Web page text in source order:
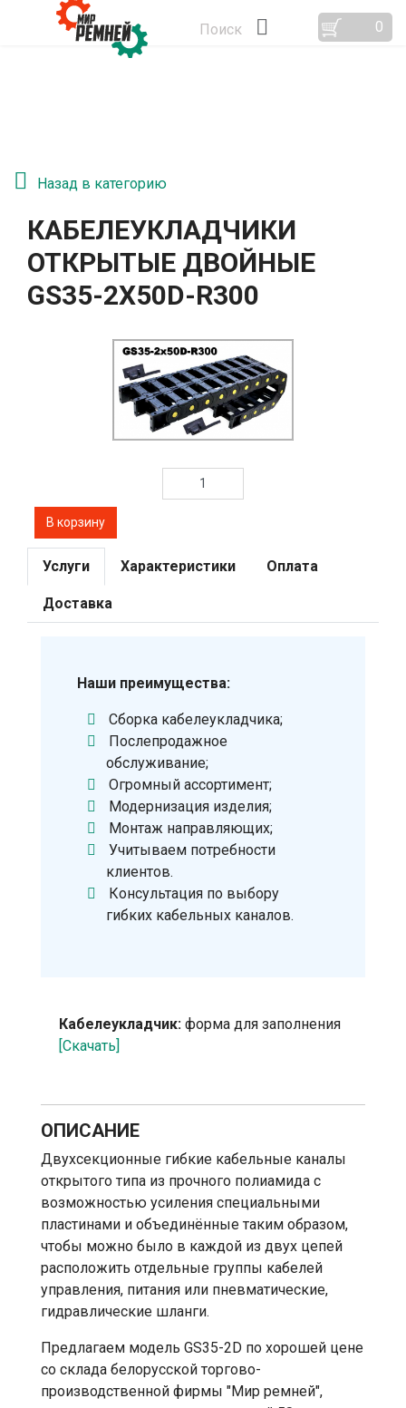
Поиск 0
Назад в категорию
КАБЕЛЕУКЛАДЧИКИ
ОТКРЫТЫЕ ДВОЙНЫЕ
GS35-2Х50D-R300
Услуги Характеристики Оплата
Доставка
Наши преимущества:
Сборка кабелеукладчика;
Послепродажное
обслуживание;
Огромный ассортимент;
Модернизация изделия;
Монтаж направляющих;
Учитываем потребности
клиентов.
Консультация по выбору
гибких кабельных каналов.
Кабелеукладчик: форма для заполнения
[Скачать]
ОПИСАНИЕ
Двухсекционные гибкие кабельные каналы
открытого типа из прочного полиамида с
возможностью усиления специальными
пластинами и объединённые таким образом,
чтобы можно было в каждой из двух цепей
расположить отдельные группы кабелей
управления, питания или пневматические,
гидравлические шланги.
Предлагаем модель GS35-2D по хорошей цене
со склада белорусской торгово-
производственной фирмы "Мир ремней",